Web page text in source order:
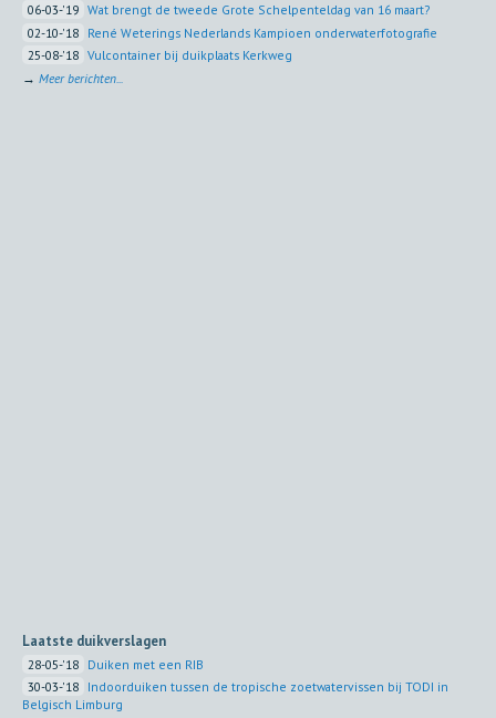
06-03-'19 Wat brengt de tweede Grote Schelpenteldag van 16 maart?
02-10-'18 René Weterings Nederlands Kampioen onderwaterfotografie
25-08-'18 Vulcontainer bij duikplaats Kerkweg
→ Meer berichten...
Laatste duikverslagen
28-05-'18 Duiken met een RIB
30-03-'18 Indoorduiken tussen de tropische zoetwatervissen bij TODI in
Belgisch Limburg